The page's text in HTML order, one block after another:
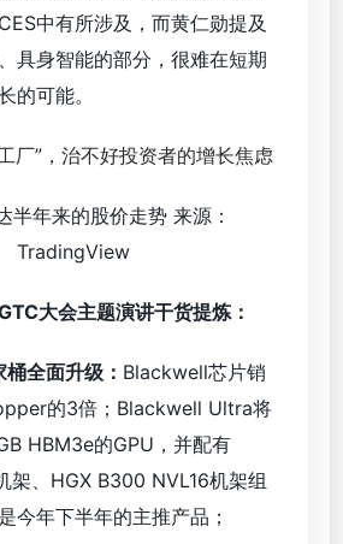
中有所涉及，而黄仁勋提及
具身智能的部分，很难在短期
的可能。
半年来的股价走势 来源：
TradingView
大会主题演讲干货提炼：
全面升级： Blackwell芯片销
的3倍；Blackwell Ultra将
HBM3e的GPU，并配有
架、HGX B300 NVL16机架组
今年下半年的主推产品；